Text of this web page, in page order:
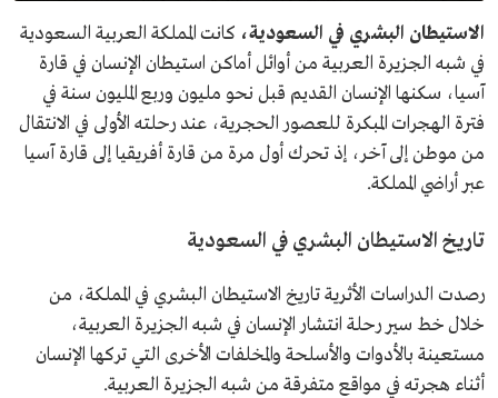
الاستيطان البشري في السعودية، كانت المملكة العربية السعودية
في شبه الجزيرة العربية من أوائل أماكن استيطان الإنسان في قارة
آسيا، سكنها الإنسان القديم قبل نحو مليون وربع المليون سنة في
فترة الهجرات المبكرة للعصور الحجرية، عند رحلته الأولى في الانتقال
من موطن إلى آخر، إذ تحرك أول مرة من قارة أفريقيا إلى قارة آسيا
عبر أراضي المملكة.
تاريخ الاستيطان البشري في السعودية
رصدت الدراسات الأثرية تاريخ الاستيطان البشري في المملكة، من
خلال خط سير رحلة انتشار الإنسان في شبه الجزيرة العربية،
مستعينة بالأدوات والأسلحة والمخلفات الأخرى التي تركها الإنسان
أثناء هجرته في مواقع متفرقة من شبه الجزيرة العربية.